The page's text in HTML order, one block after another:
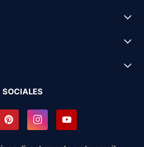
SOCIALES